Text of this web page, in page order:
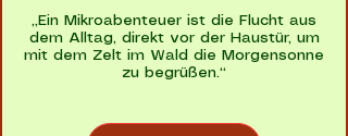
„Ein Mikroabenteuer ist die Flucht aus
dem Alltag, direkt vor der Haustür, um
mit dem Zelt im Wald die Morgensonne
zu begrüßen.“